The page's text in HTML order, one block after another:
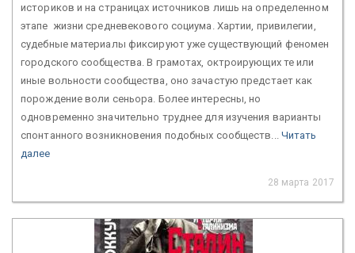
историков и на страницах источников лишь на определенном
этапе жизни средневекового социума. Хартии, привилегии,
судебные материалы фиксируют уже существующий феномен
городского сообщества. В грамотах, октроирующих те или
иные вольности сообщества, оно зачастую предстает как
порождение воли сеньора. Более интересны, но
одновременно значительно труднее для изучения варианты
спонтанного возникновения подобных сообществ... Читать
далее
28 марта 2017